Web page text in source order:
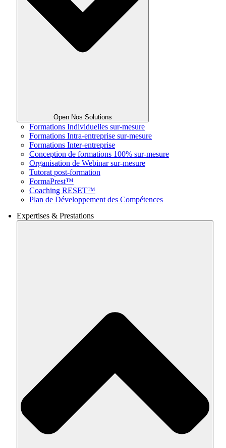
Open Nos Solutions
Formations Individuelles sur-mesure
Formations Intra-entreprise sur-mesure
Formations Inter-entreprise
Conception de formations 100% sur-mesure
Organisation de Webinar sur-mesure
Tutorat post-formation
FormaPrest™
Coaching RESET™
Plan de Développement des Compétences
Expertises & Prestations